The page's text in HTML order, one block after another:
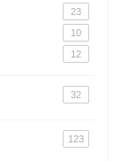
23
10
12
32
123